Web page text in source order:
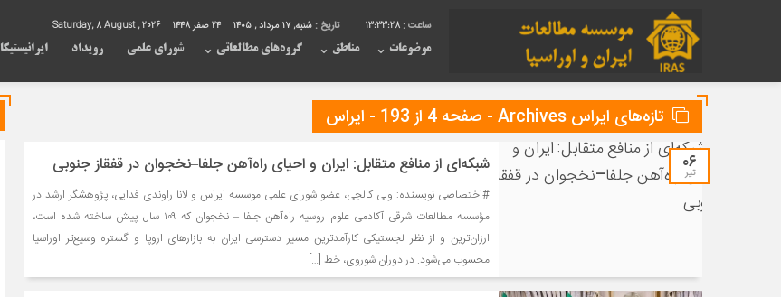
13:33:29 تاریخ : شنبه, ۱۷ مرداد , ۱۴۰۵ 24 صفر 1448
موضوعات مناطق گروه‌های مطالعاتی شورای علمی رویداد ایرانیستیکا
تازه‌های ایراس Archives - صفحه 4 از 193 - ایراس
۰۶
تیر شبکه‌ای از منافع متقابل: ایران و احیای راه‌آهن جلفا–نخجوان در قفقاز جنوبی
#اختصاصی نویسنده: ولی کالجی، عضو شورای علمی موسسه ایراس و لانا راوندی فدایی، پژوهشگر ارشد در
مؤسسه مطالعات شرقی آکادمی علوم روسیه راه‌آهن جلفا – نخجوان که ۱۰۹ سال پیش ساخته شده است،
ارزان‌ترین و از نظر لجستیکی کارآمدترین مسیر دسترسی ایران به بازارهای اروپا و گستره وسیع‌تر اوراسیا
محسوب می‌شود. در دوران شوروی، خط […]